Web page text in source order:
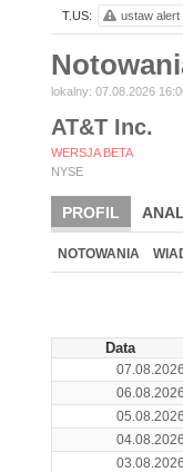
lokalny: 07.08.2026
AT&T Inc.
WERSJA BETA
NYSE
PROFIL
NOTOWANIA
Data
T.US: ustaw alert